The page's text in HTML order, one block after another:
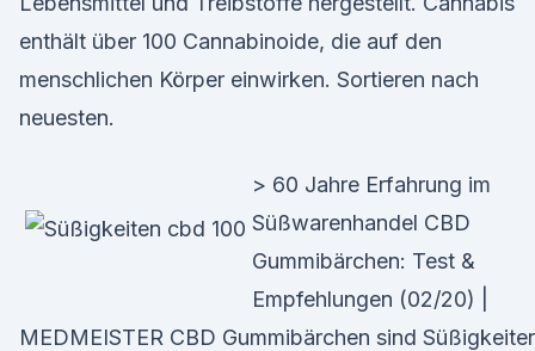
enthält über 100 Cannabinoide, die auf den
menschlichen Körper einwirken. Sortieren nach
neuesten.
> 60 Jahre Erfahrung im
Süßwarenhandel CBD
Gummibärchen: Test &
Empfehlungen (02/20) |
MEDMEISTER CBD Gummibärchen sind